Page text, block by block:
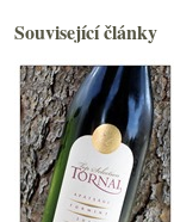
Související články